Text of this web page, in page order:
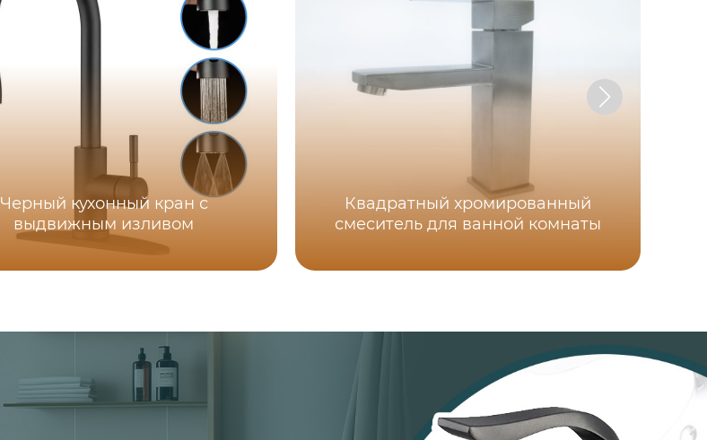
Черный кухонный кран с
выдвижным изливом
Квадратный хромированный
смеситель для ванной комнаты